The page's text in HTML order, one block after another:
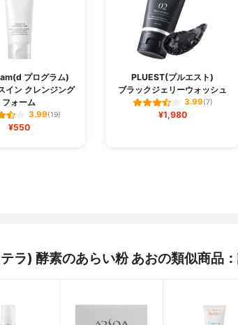
プログラム)
イン クレンジング
フォーム
3.99(19)
¥550
PLUEST(プルエスト)
ブラックジェリーウォッシュ
3.99(7)
¥1,980
ラ) 酵素のあらい粉 あおの類似商品